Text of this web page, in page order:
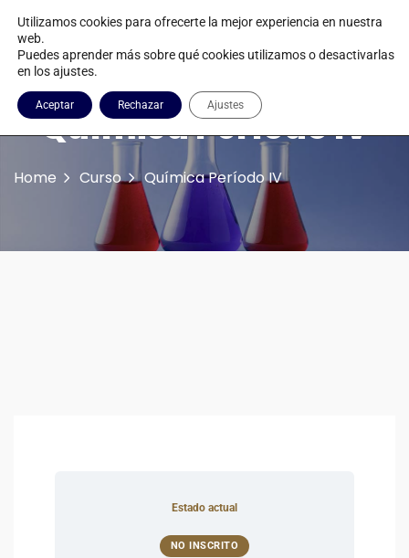
Química Período IV
Home Curso Química Período IV
Estado actual
NO INSCRITO
Utilizamos cookies para ofrecerte la mejor experiencia en nuestra
web.
Puedes aprender más sobre qué cookies utilizamos o desactivarlas
en los ajustes.
Aceptar Rechazar Ajustes